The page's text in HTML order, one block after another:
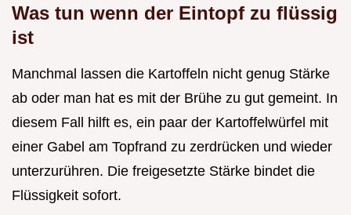
Was tun wenn der Eintopf zu flüssig
ist
Manchmal lassen die Kartoffeln nicht genug Stärke
ab oder man hat es mit der Brühe zu gut gemeint. In
diesem Fall hilft es, ein paar der Kartoffelwürfel mit
einer Gabel am Topfrand zu zerdrücken und wieder
unterzurühren. Die freigesetzte Stärke bindet die
Flüssigkeit sofort.